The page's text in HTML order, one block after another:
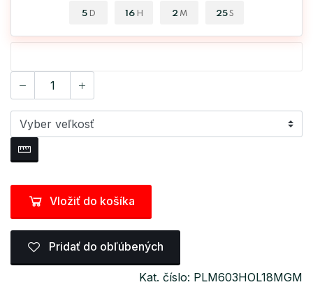
5 D 16 H 2 M 25 S
Vložiť do košíka
Pridať do obľúbených
Kat. číslo: PLM603HOL18MGM